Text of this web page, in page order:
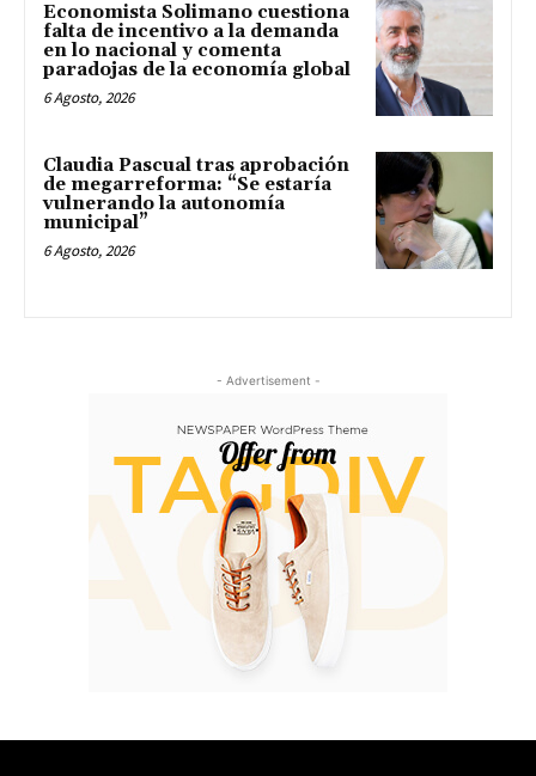
Economista Solimano cuestiona
falta de incentivo a la demanda
en lo nacional y comenta
paradojas de la economía global
6 Agosto, 2026
Claudia Pascual tras aprobación
de megarreforma: “Se estaría
vulnerando la autonomía
municipal”
6 Agosto, 2026
- Advertisement -